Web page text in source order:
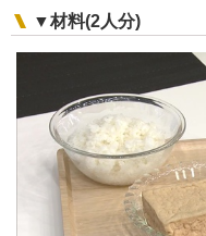
▼材料(2人分)